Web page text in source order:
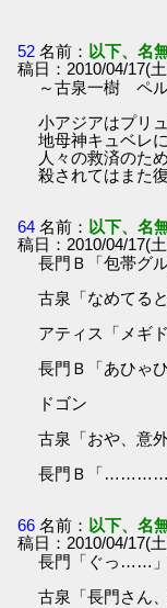
52 名前： 以下、名
稿日：2010/04/17(
～古泉一樹 ペ
小アジアはプリ
地母神キュベレ
人々の救済のた
殺されてはまた
64 名前： 以下、名
稿日：2010/04/17(
長門Ｂ「包帯グ
古泉「なめてる
アティス「メギ
長門Ｂ「あひゃ
ドゴン
古泉「おや、意
長門Ｂ「…………
66 名前： 以下、名
稿日：2010/04/17(
長門「ぐっ……」
古泉「長門さん